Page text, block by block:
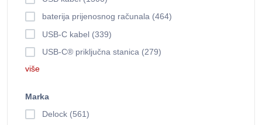
baterija prijenosnog računala (464)
USB-C kabel (339)
USB-C® priključna stanica (279)
više
Marka
Delock (561)